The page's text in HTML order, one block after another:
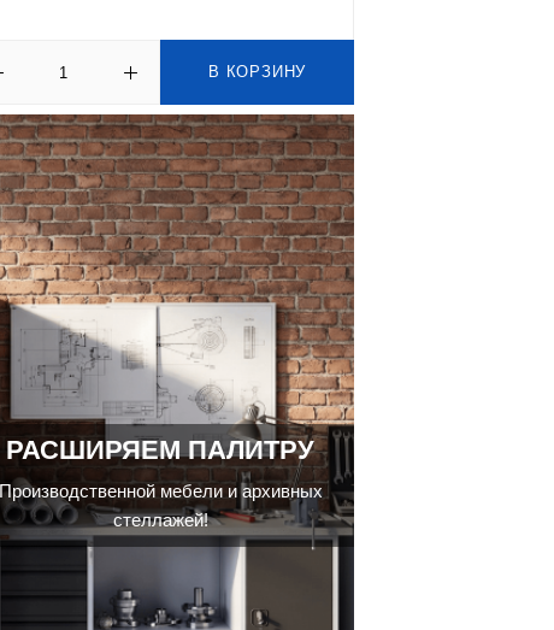
В КОРЗИНУ
РАСШИРЯЕМ ПАЛИТРУ
Производственной мебели и архивных
стеллажей!